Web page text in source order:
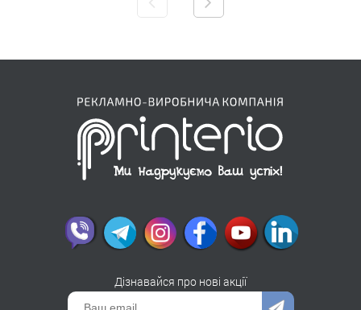
Дізнавайся про нові акції